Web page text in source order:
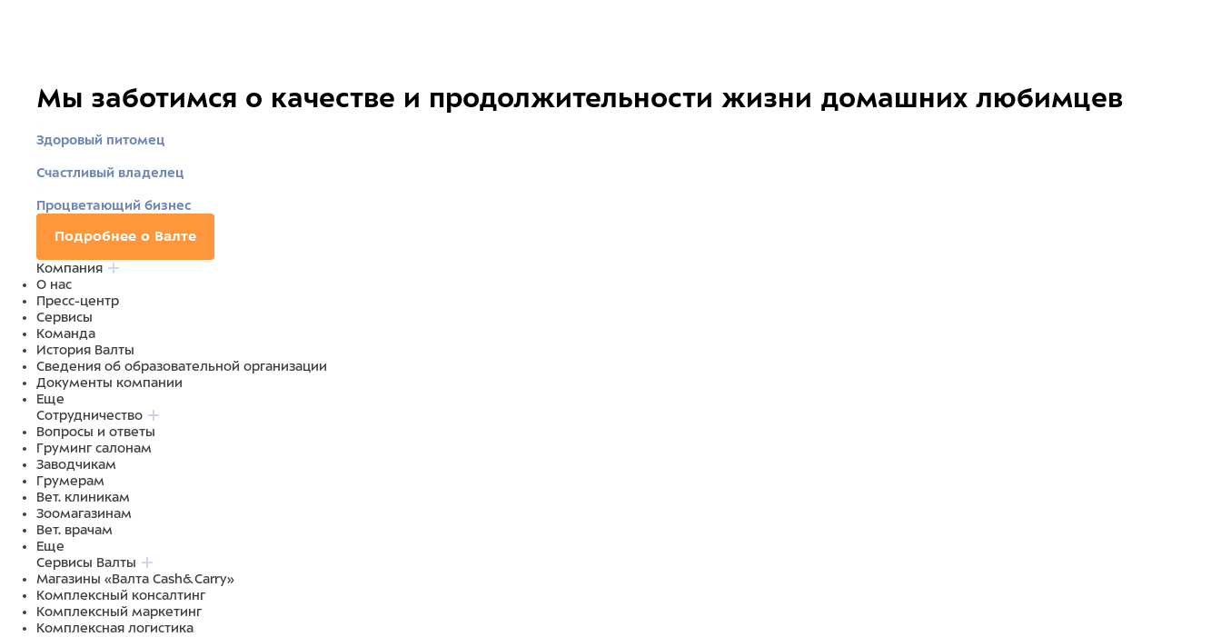
Мы заботимся о качестве и продолжительности жизни домашних любимцев
Здоровый питомец
Счастливый владелец
Процветающий бизнес
Подробнее о Валте
Компания
О нас
Пресс-центр
Сервисы
Команда
История Валты
Сведения об образовательной организации
Документы компании
Еще
Сотрудничество
Вопросы и ответы
Груминг салонам
Заводчикам
Грумерам
Вет. клиникам
Зоомагазинам
Вет. врачам
Еще
Сервисы Валты
Магазины «Валта Cash&Carry»
Комплексный консалтинг
Комплексный маркетинг
Комплексная логистика